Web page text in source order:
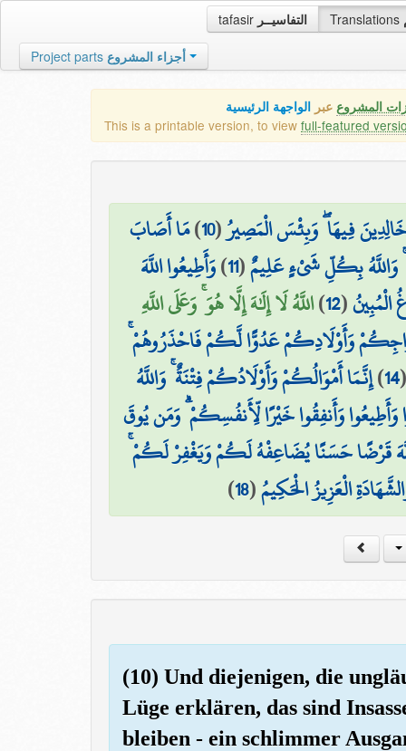
tafasir التفاسيــر Translations
Project parts أجزاء المشروع
المشروع عبر الواجهة الرئيسية
This is a printable version, to view full-featured
فِيهَا ۖ وَبِئْسَ الْمَصِيرُ(
10
)مَا أَصَابَ
وَاللَّهُ بِكُلِّ شَيْءٍ عَلِيمٌ(
11
)وَأَطِيعُوا اللَّهَ
الْمُبِينُ(
12
)اللَّهُ لَا إِلَٰهَ إِلَّا هُوَ ۚ وَعَلَى اللَّهِ
وَأَوْلَادِكُمْ عَدُوًّا لَّكُمْ فَاحْذَرُوهُمْ
14
)إِنَّمَا أَمْوَالُكُمْ وَأَوْلَادُكُمْ فِتْنَةٌ ۚ وَاللَّهُ
وَأَطِيعُوا وَأَنفِقُوا خَيْرًا لِّأَنفُسِكُمْ ۗ وَمَن يُوقَ
قَرْضًا حَسَنًا يُضَاعِفْهُ لَكُمْ وَيَغْفِرْ لَكُمْ
الْعَزِيزُ الْحَكِيمُ(
18
)
(10) Und diejenigen, die
Lüge erklären, das sind
bleiben - ein schlimmer